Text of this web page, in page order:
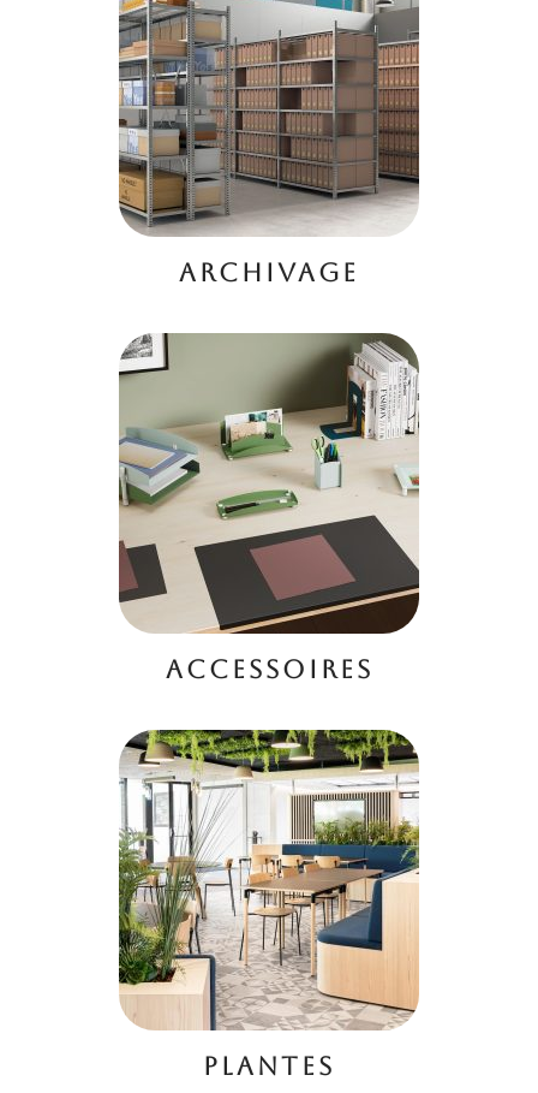
ARCHIVAGE
ACCESSOIRES
PLANTES